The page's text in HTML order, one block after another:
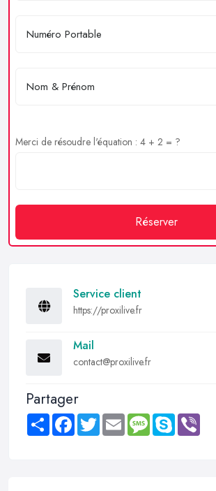
Merci de résoudre l'équation : 4 + 2 = ?
Réserver
Service client
https://proxilive.fr
Mail
contact@proxilive.fr
Partager
Share FacebookTwitter Email MessageSkype